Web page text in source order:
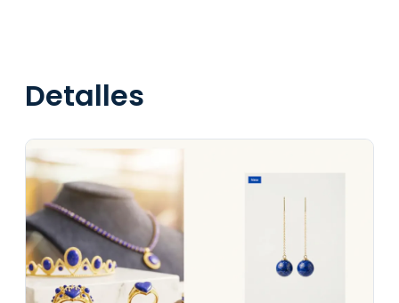
Detalles